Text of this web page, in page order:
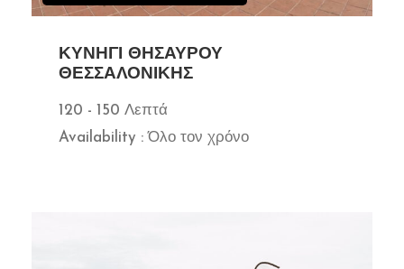
ΚΥΝΉΓΙ ΘΗΣΑΥΡΟΎ
ΘΕΣΣΑΛΟΝΊΚΗΣ
120 - 150 Λεπτά
Availability : Όλο τον χρόνο